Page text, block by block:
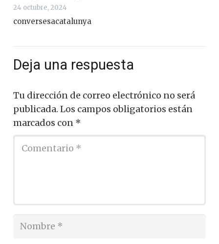
24 octubre, 2024
conversesacatalunya
Deja una respuesta
Tu dirección de correo electrónico no será
publicada. Los campos obligatorios están
marcados con *